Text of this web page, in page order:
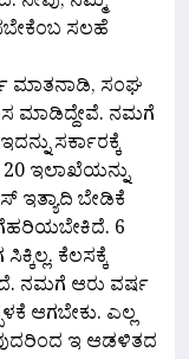
ಸಲಹೆ
ಮಾತನಾಡಿ, ಸಂಘ
ಮಾಡಿದ್ದೇವೆ. ನಮಗೆ
ಸರ್ಕಾರಕ್ಕೆ
20 ಇಲಾಖೆಯನ್ನು
ಇತ್ಯಾದಿ ಬೇಡಿಕೆ
6
ಕೆಲಸಕ್ಕೆ
ನಮಗೆ ಆರು ವರ್ಷ
ಆಗಬೇಕು. ಎಲ್ಲ
ಇ ಆಡಳಿತದ